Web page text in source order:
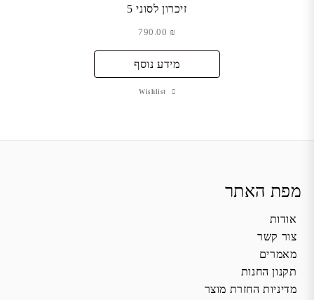
זיכרון לסוני 5
₪
מידע נוסף
Wishlist
מפת האתר
אודות
צור קשר
מאמרים
תקנון החנות
מדיניות החזרת מוצר